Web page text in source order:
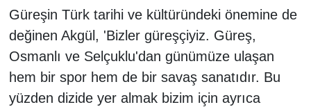
Güreşin Türk tarihi ve kültüründeki önemine de
değinen Akgül, 'Bizler güreşçiyiz. Güreş,
Osmanlı ve Selçuklu'dan günümüze ulaşan
hem bir spor hem de bir savaş sanatıdır. Bu
yüzden dizide yer almak bizim için ayrıca